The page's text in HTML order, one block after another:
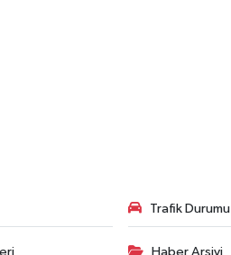
Trafik Durumu
Haber Arşivi